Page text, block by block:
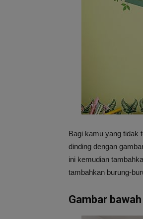
Bagi kamu yang tidak
dinding dengan
ini kemudian
tambahkan burung-
Gambar